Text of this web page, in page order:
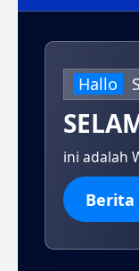
Hallo
Berita